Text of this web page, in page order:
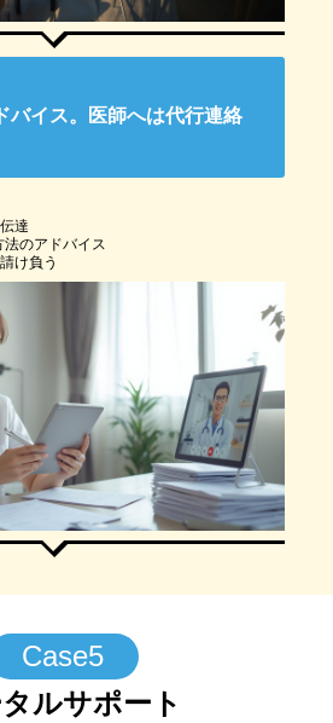
バイス。医師へは代行連絡
達
のアドバイス
け負う
Case5
タルサポート